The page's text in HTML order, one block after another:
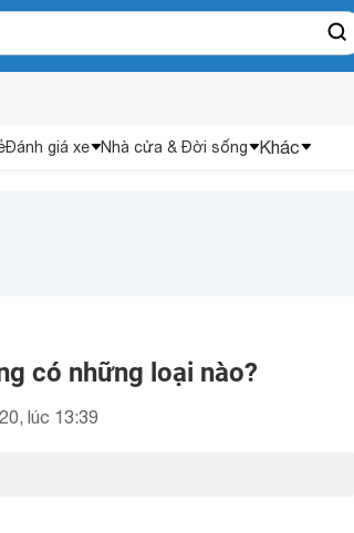
Đánh giá xe Nhà cửa & Đời sống Khác
có những loại nào?
lúc 13:39